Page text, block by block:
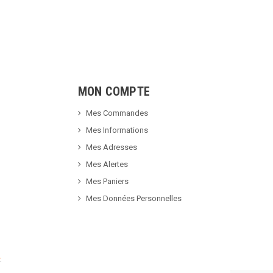
MON COMPTE
Mes Commandes
Mes Informations
Mes Adresses
Mes Alertes
Mes Paniers
Mes Données Personnelles
.